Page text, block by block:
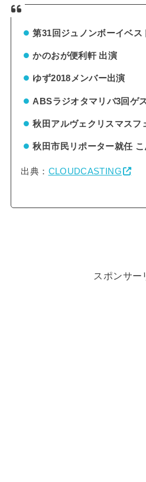
第31回ジュノンボーイベス
かのおが便利軒 出演
ゆず2018メンバー出演
ABSラジオタマリバ3回ゲ
秋田アルヴェクリスマスフ
秋田市民リポーター就任
出典： CLOUDCASTING
スポンサー